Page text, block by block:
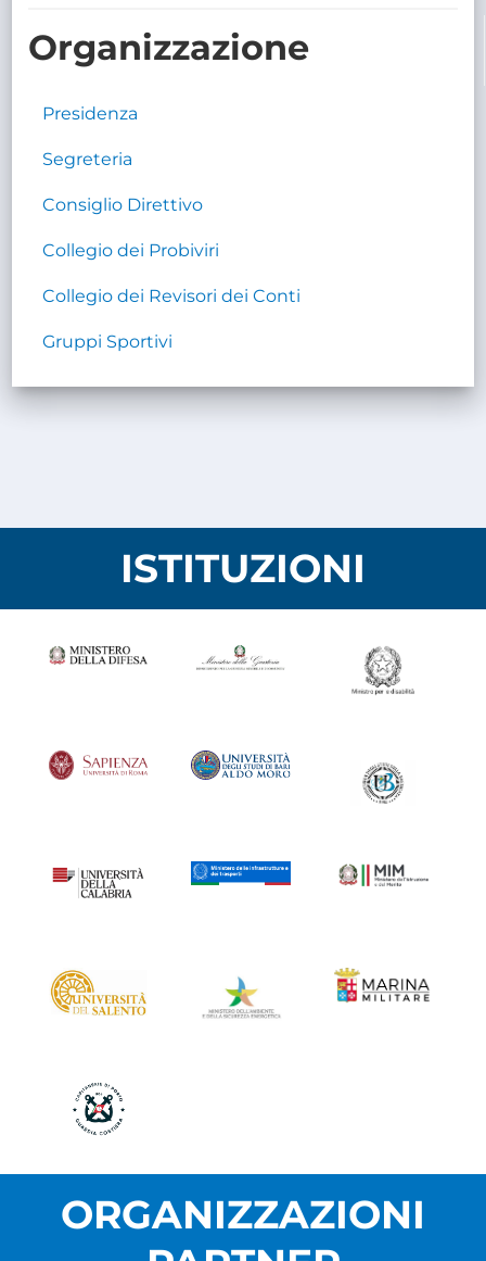
Organizzazione
Presidenza
Segreteria
Consiglio Direttivo
Collegio dei Probiviri
Collegio dei Revisori dei Conti
Gruppi Sportivi
ISTITUZIONI
ORGANIZZAZIONI